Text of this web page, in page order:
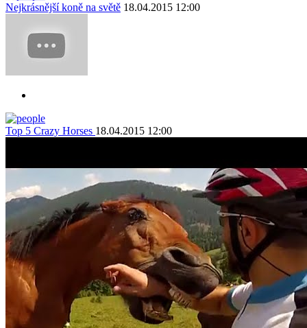
Nejkrásnější koně na světě 18.04.2015 12:00
Top 5 Crazy Horses 18.04.2015 12:00